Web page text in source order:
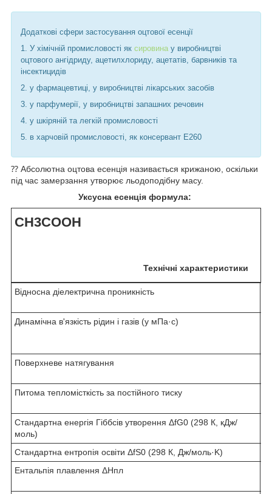
Додаткові сфери застосування оцтової есенції
1. У хімічній промисловості як сировина у виробництві
оцтового ангідриду, ацетилхлориду, ацетатів, барвників та
інсектицидів
2. у фармацевтиці, у виробництві лікарських засобів
3. у парфумерії, у виробництві запашних речовин
4. у шкіряній та легкій промисловості
5. в харчовій промисловості, як консервант Е260
⁇ Абсолютна оцтова есенція називається крижаною, оскільки
під час замерзання утворює льодоподібну масу.
Уксусна есенція формула:
CH3COOH
Технічні характеристики
Відносна діелектрична проникність
Динамічна в'язкість рідин і газів (у мПа·с)
Поверхневе натягування
Питома тепломісткість за постійного тиску
Стандартна енергія Гіббсів утворення ΔfG0 (298 К, кДж/
моль)
Стандартна ентропія освіти ΔfS0 (298 К, Дж/моль·K)
Ентальпія плавлення ΔHпл